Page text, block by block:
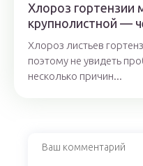
Хлороз гортензии
крупнолистной —
Хлороз листьев
поэтому не увидеть
несколько причин...